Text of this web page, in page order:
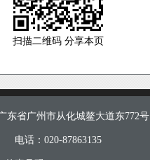
扫描二维码 分享本页
东省广州市从化城鳌大道东772号
电话：020-87863135